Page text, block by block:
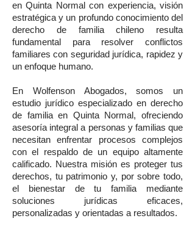
en Quinta Normal con experiencia, visión
estratégica y un profundo conocimiento del
derecho de familia chileno resulta
fundamental para resolver conflictos
familiares con seguridad jurídica, rapidez y
un enfoque humano.
En Wolfenson Abogados, somos un
estudio jurídico especializado en derecho
de familia en Quinta Normal, ofreciendo
asesoría integral a personas y familias que
necesitan enfrentar procesos complejos
con el respaldo de un equipo altamente
calificado. Nuestra misión es proteger tus
derechos, tu patrimonio y, por sobre todo,
el bienestar de tu familia mediante
soluciones jurídicas eficaces,
personalizadas y orientadas a resultados.